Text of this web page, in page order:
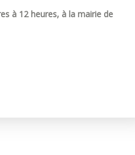
à 12 heures, à la mairie de